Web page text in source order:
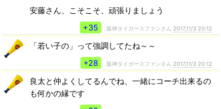
安藤さん、こそこそ、頑張りましょう
+35
阪神タイガースファンさん 2017,11/3 20:12
「若い子の」って強調してたね～～
+28
阪神タイガースファンさん 2017,11/3 20:12
良太と仲よくしてるんでね、一緒にコーチ出来るの
も何かの縁です